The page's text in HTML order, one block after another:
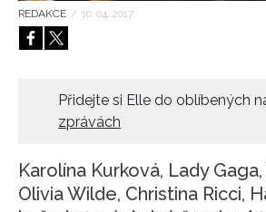
HOME
REDAKCE / 10. 04. 2017
Přidejte si Elle do oblíbených
zprávách
Karolína Kurková, Lady
Olivia Wilde, Christina Ricci,